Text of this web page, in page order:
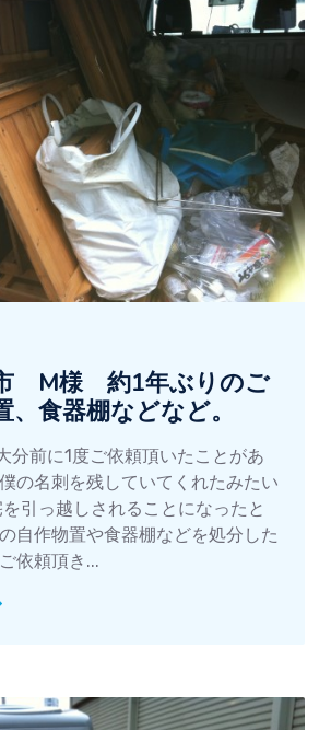
M様 約1年ぶりのご
、食器棚などなど。
分前に1度ご依頼頂いたことがあ
の名刺を残していてくれたみたい
引っ越しされることになったと
自作物置や食器棚などを処分した
依頼頂き...